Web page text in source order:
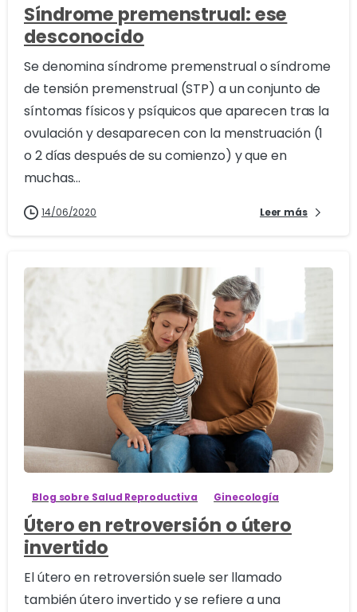
Síndrome premenstrual: ese
desconocido
Se denomina síndrome premenstrual o síndrome
de tensión premenstrual (STP) a un conjunto de
síntomas físicos y psíquicos que aparecen tras la
ovulación y desaparecen con la menstruación (1
o 2 días después de su comienzo) y que en
muchas...
14/06/2020 Leer más
Blog sobre Salud Reproductiva Ginecología
Útero en retroversión o útero
invertido
El útero en retroversión suele ser llamado
también útero invertido y se refiere a una